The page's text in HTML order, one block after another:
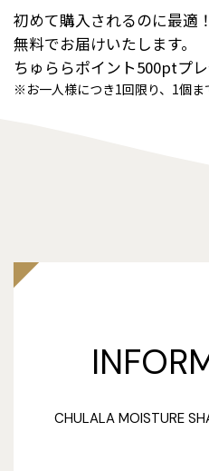
初めて購入されるのに最適
無料でお届けいたします。
ちゅららポイント500ptプレ
※お一人様につき1回限り、1個ま
CHULALA MOISTURE